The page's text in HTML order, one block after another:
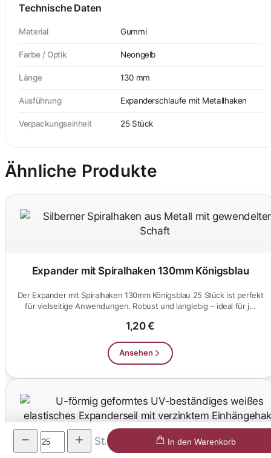
Technische Daten
Material Gummi
Farbe / Optik Neongelb
Länge 130 mm
Ausführung Expanderschlaufe mit Metallhaken
Verpackungseinheit 25 Stück
Ähnliche Produkte
Expander mit Spiralhaken 130mm Königsblau
Der Expander mit Spiralhaken 130mm Königsblau 25 Stück ist perfekt
für vielseitige Anwendungen. Robust und langlebig – ideal für j...
1,20 €
Ansehen
St. In den Warenkorb